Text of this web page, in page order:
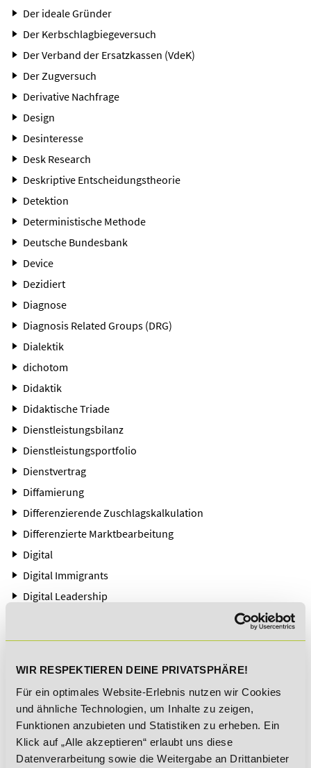
WIR RESPEKTIEREN DEINE PRIVATSPHÄRE!
Für ein optimales Website-Erlebnis nutzen wir Cookies
und ähnliche Technologien, um Inhalte zu zeigen,
Funktionen anzubieten und Statistiken zu erheben. Ein
Klick auf „Alle akzeptieren“ erlaubt uns diese
Datenverarbeitung sowie die Weitergabe an Drittanbieter
Der ideale Gründer
Der Kerbschlagbiegeversuch
Der Verband der Ersatzkassen (VdeK)
Der Zugversuch
Derivative Nachfrage
Design
Desinteresse
Desk Research
Deskriptive Entscheidungstheorie
Detektion
Deterministische Methode
Deutsche Bundesbank
Device
Dezidiert
Diagnose
Diagnosis Related Groups (DRG)
Dialektik
dichotom
Didaktik
Didaktische Triade
Dienstleistungsbilanz
Dienstleistungsportfolio
Dienstvertrag
Diffamierung
Differenzierende Zuschlagskalkulation
Differenzierte Marktbearbeitung
Digital
Digital Immigrants
Digital Leadership
Digital Workplace
Digitale Tools (Betriebsrat)
Digitale Tools (HR)
Digitale Transformation
Digitale Trends